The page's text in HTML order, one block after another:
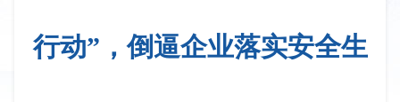
行动”，倒逼企业落实安全生